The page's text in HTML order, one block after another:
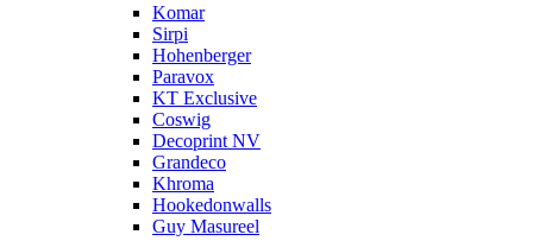
Komar
Sirpi
Hohenberger
Paravox
KT Exclusive
Coswig
Decoprint NV
Grandeco
Khroma
Hookedonwalls
Guy Masureel